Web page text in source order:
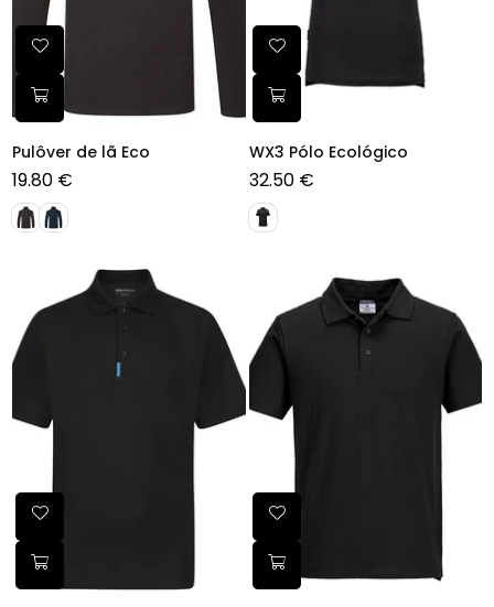
Pulôver de lã Eco
Preço
normal
19.80 €
WX3 Pólo Ecológico
Preço
normal
32.50 €